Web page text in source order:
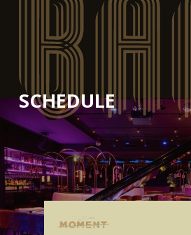
SCHEDULE